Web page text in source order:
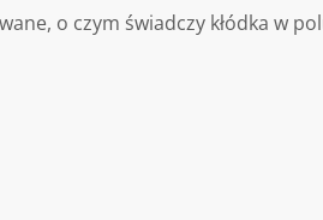
o czym świadczy kłódka w